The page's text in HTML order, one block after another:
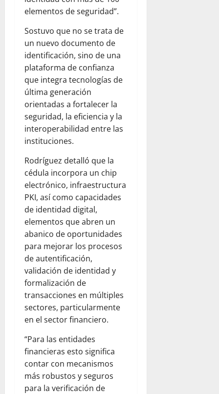
elementos de seguridad”.
Sostuvo que no se trata de
un nuevo documento de
identificación, sino de una
plataforma de confianza
que integra tecnologías de
última generación
orientadas a fortalecer la
seguridad, la eficiencia y la
interoperabilidad entre las
instituciones.
Rodríguez detalló que la
cédula incorpora un chip
electrónico, infraestructura
PKI, así como capacidades
de identidad digital,
elementos que abren un
abanico de oportunidades
para mejorar los procesos
de autentificación,
validación de identidad y
formalización de
transacciones en múltiples
sectores, particularmente
en el sector financiero.
“Para las entidades
financieras esto significa
contar con mecanismos
más robustos y seguros
para la verificación de